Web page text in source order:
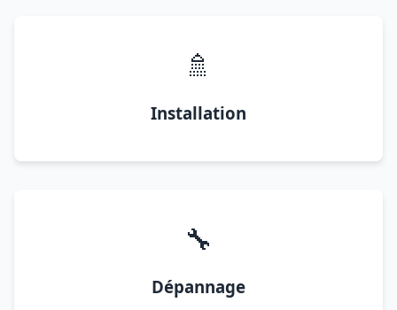
🚿
Installation
🔧
Dépannage